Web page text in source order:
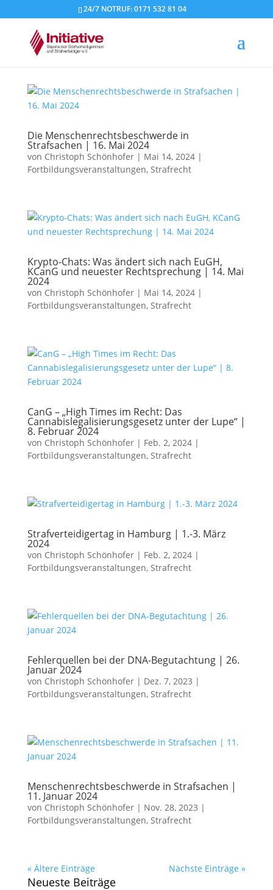
24/7 NOTRUF: 0171 532 81 04
Die Menschenrechtsbeschwerde in
Strafsachen | 16. Mai 2024
von Christoph Schönhofer| Mai 14, 2024|
Fortbildungsveranstaltungen, Strafrecht
Krypto-Chats: Was ändert sich nach EuGH,
KCanG und neuester Rechtsprechung | 14. Mai
2024
von Christoph Schönhofer| Mai 14, 2024|
Fortbildungsveranstaltungen, Strafrecht
CanG – „High Times im Recht: Das
Cannabislegalisierungsgesetz unter der Lupe“ |
8. Februar 2024
von Christoph Schönhofer| Feb. 2, 2024|
Fortbildungsveranstaltungen, Strafrecht
Strafverteidigertag in Hamburg | 1.-3. März
2024
von Christoph Schönhofer| Feb. 2, 2024|
Fortbildungsveranstaltungen, Strafrecht
Fehlerquellen bei der DNA-Begutachtung | 26.
Januar 2024
von Christoph Schönhofer| Dez. 7, 2023 |
Fortbildungsveranstaltungen, Strafrecht
Menschenrechtsbeschwerde in Strafsachen |
11. Januar 2024
von Christoph Schönhofer| Nov. 28, 2023 |
Fortbildungsveranstaltungen, Strafrecht
« Ältere Einträge Nächste Einträge »
Neueste Beiträge